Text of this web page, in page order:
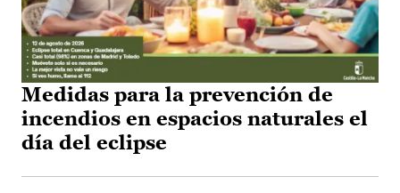
Medidas para la prevención de
incendios en espacios naturales el
día del eclipse